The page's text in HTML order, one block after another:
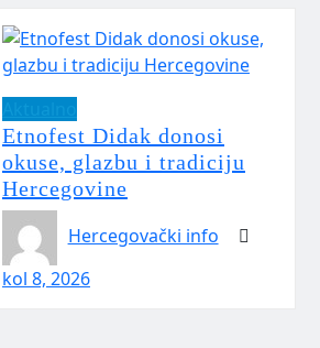
Etnofest Didak donosi
okuse, glazbu i tradiciju
Hercegovine
Hercegovački info
kol 8, 2026